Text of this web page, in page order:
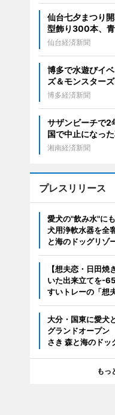
仙台七夕まつり
型飾り300本、
仙台経済新聞
博多で水遊びイ
ズ＆モンスター
博多経済新聞
サザンビーチで
国で中止になっ
湘南経済新聞
プレスリリース
愛犬の"飲み水"に
犬用浄軟水器を全
と海のドッグリゾ
【想夫恋・日田焼
いた出来立てを-
すいトレーの「想
大分・国東に愛犬
グランドオープ
さき 森と海のドッ
もっ